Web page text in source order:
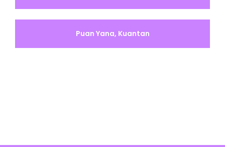
Puan Yana, Kuantan